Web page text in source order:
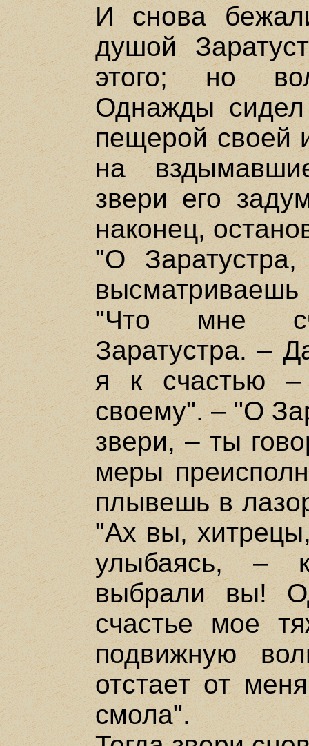
И снова
душой
этого; но
Однажды
пещерой своей
на
звери его
наконец,
"О
высматриваешь
"Что мне
Заратустра. –
я к счастью
своему". – "О
звери, – ты
меры
плывешь в
"Ах вы,
улыбаясь, –
выбрали вы!
счастье мое
подвижную
отстает от
смола".